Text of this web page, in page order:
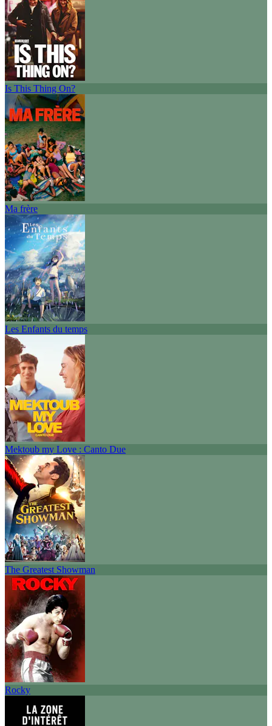
Is This Thing On?
Ma frère
Les Enfants du temps
Mektoub my Love : Canto Due
The Greatest Showman
Rocky